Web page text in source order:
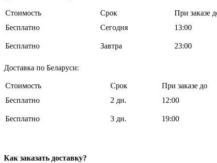
Стоимость Срок
При заказе
Бесплатно
Cегодня 13:00
Бесплатно Завтра 23:00
Доставка по Беларуси:
Стоимость Срок
При заказе до
Бесплатно
2 дн. 12:00
Бесплатно 3 дн. 19:00
Как заказать доставку?